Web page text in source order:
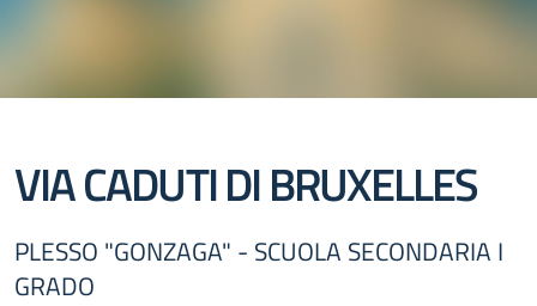
VIA CADUTI DI BRUXELLES
PLESSO "GONZAGA" - SCUOLA SECONDARIA I
GRADO